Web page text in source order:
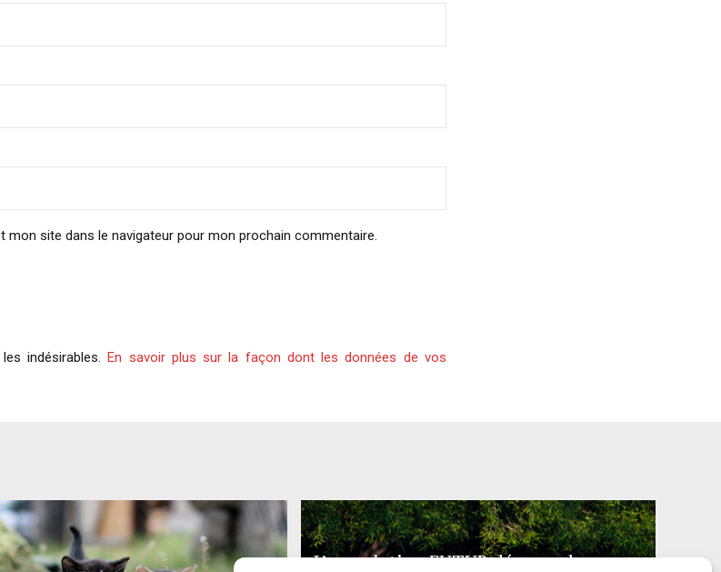
mon site dans le navigateur pour mon prochain commentaire.
indésirables. En savoir plus sur la façon dont les données de vos
L’association FUTUR dénonce le